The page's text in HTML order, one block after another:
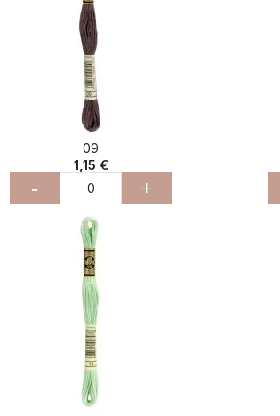
09
1,15 €
- +